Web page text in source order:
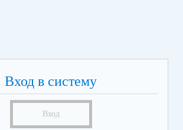
Вход в систему
Вход